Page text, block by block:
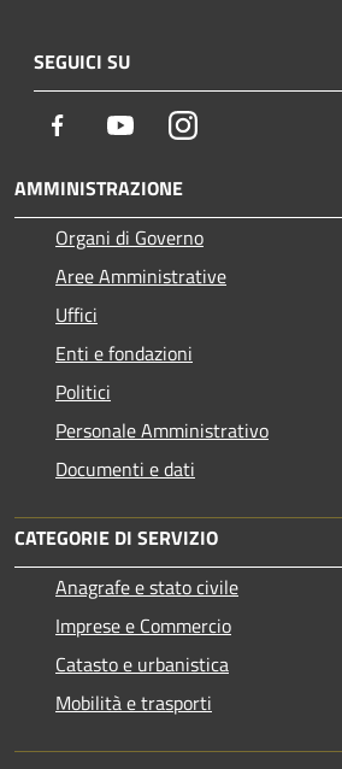
SEGUICI SU
Facebook YoutubeInstagram
AMMINISTRAZIONE
Organi di Governo
Aree Amministrative
Uffici
Enti e fondazioni
Politici
Personale Amministrativo
Documenti e dati
CATEGORIE DI SERVIZIO
Anagrafe e stato civile
Imprese e Commercio
Catasto e urbanistica
Mobilità e trasporti